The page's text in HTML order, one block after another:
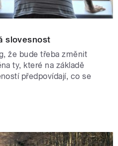
slovesnost
že bude třeba změnit
ty, které na základě
předpovídají, co se